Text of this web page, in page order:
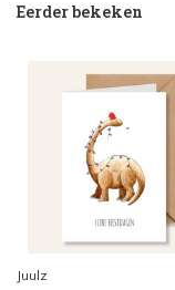
Eerder bekeken
Juulz